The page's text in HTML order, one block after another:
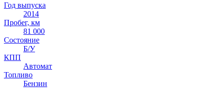
Год выпуска
2014
Пробег, км
81 000
Состояние
Б/У
КПП
Автомат
Топливо
Бензин